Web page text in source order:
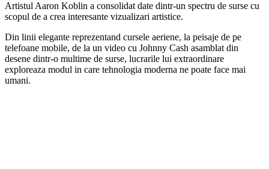
Artistul Aaron Koblin a consolidat date dintr-un spectru de surse cu
scopul de a crea interesante vizualizari artistice.
Din linii elegante reprezentand cursele aeriene, la peisaje de pe
telefoane mobile, de la un video cu Johnny Cash asamblat din
desene dintr-o multime de surse, lucrarile lui extraordinare
exploreaza modul in care tehnologia moderna ne poate face mai
umani.